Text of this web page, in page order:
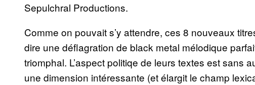
Sepulchral Productions.
Comme on pouvait s’y attendre, ces 8 nouveaux
dire une déflagration de black metal mélodique
triomphal. L’aspect politiqe de leurs textes est sans
une dimension intéressante (et élargit le champ